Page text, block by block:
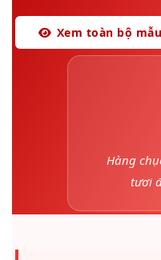
Xem toàn bộ
Hàng
tươi